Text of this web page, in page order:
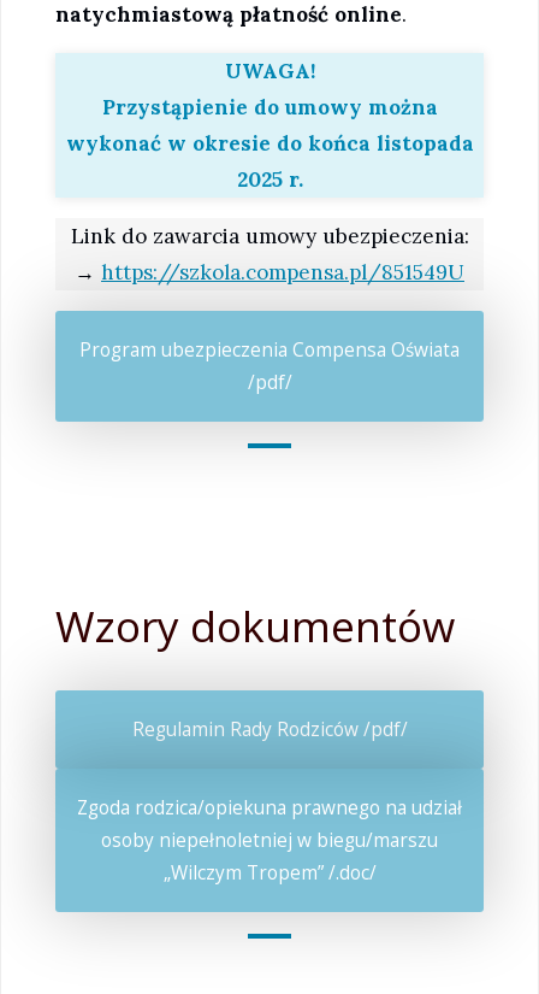
natychmiastową płatność online.
UWAGA!
Przystąpienie do umowy można
wykonać w okresie do końca listopada
2025 r.
Link do zawarcia umowy ubezpieczenia:
→ https://szkola.compensa.pl/851549U
Program ubezpieczenia Compensa Oświata
/pdf/
Wzory dokumentów
Regulamin Rady Rodziców /pdf/
Zgoda rodzica/opiekuna prawnego na udział
osoby niepełnoletniej w biegu/marszu
„Wilczym Tropem” /.doc/